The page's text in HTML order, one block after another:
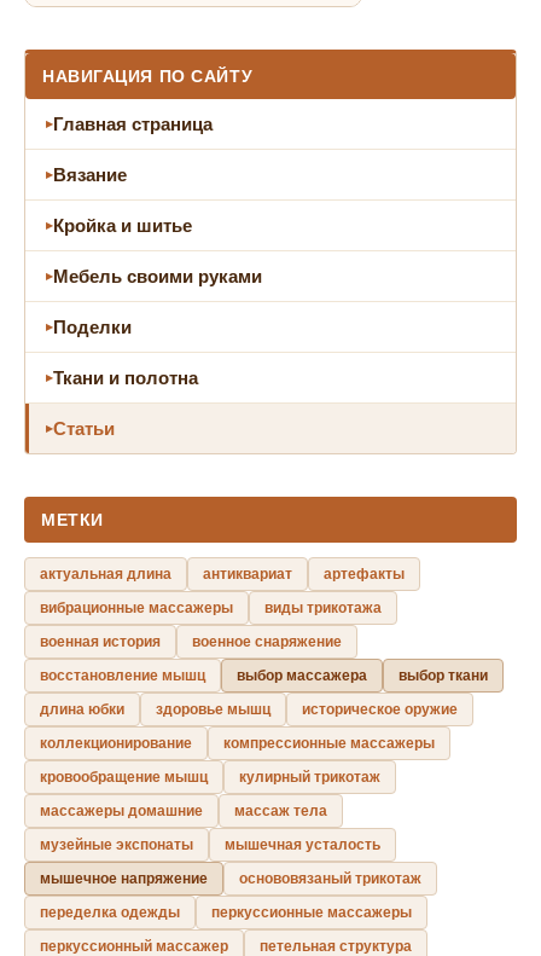
НАВИГАЦИЯ ПО САЙТУ
Главная страница
Вязание
Кройка и шитье
Мебель своими руками
Поделки
Ткани и полотна
Статьи
МЕТКИ
актуальная длина антиквариат
артефакты
вибрационные массажеры
виды трикотажа
военная история
военное снаряжение
восстановление мышц
выбор массажера
выбор ткани
длина юбки
здоровье мышц
историческое оружие
коллекционирование
компрессионные массажеры
кровообращение мышц
кулирный трикотаж
массажеры домашние
массаж тела
музейные экспонаты
мышечная усталость
мышечное напряжение
основовязаный трикотаж
переделка одежды
перкуссионные массажеры
перкуссионный массажер
петельная структура